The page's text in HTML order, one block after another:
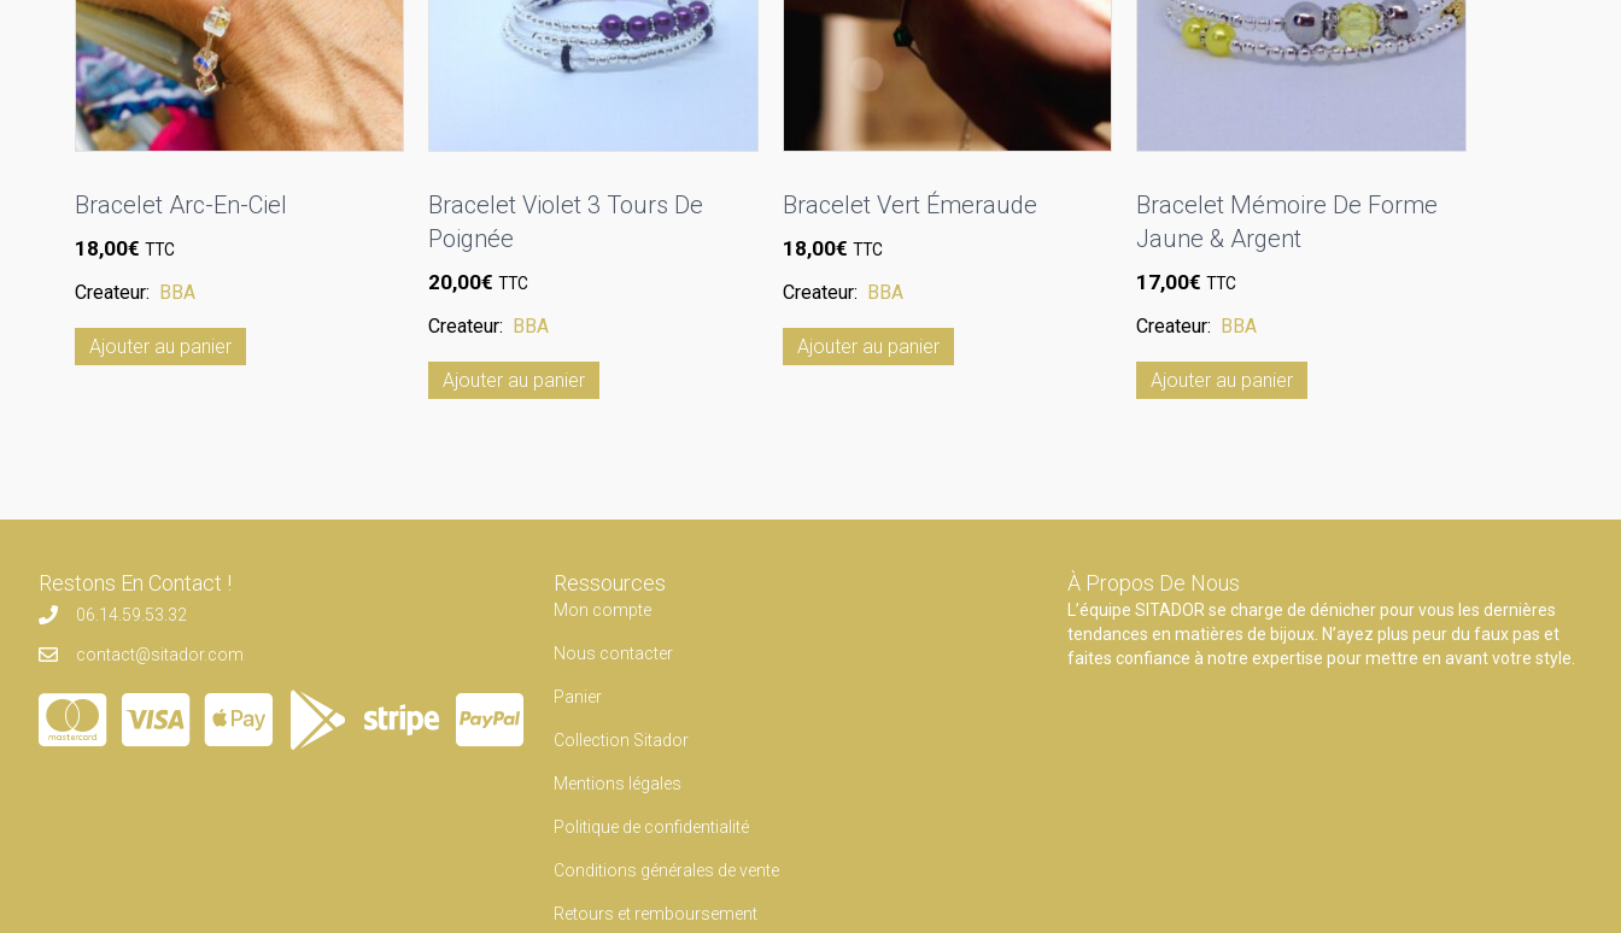
Bracelet Arc-En-Ciel
18,00€ TTC
Createur: BBA
Ajouter au panier
Bracelet Violet 3 Tours De
Poignée
20,00€ TTC
Createur: BBA
Ajouter au panier
Bracelet Vert Émeraude
18,00€ TTC
Createur: BBA
Ajouter au panier
Bracelet Mémoire De Forme
Jaune & Argent
17,00€ TTC
Createur: BBA
Ajouter au panier
Restons En Contact !
06.14.59.53.32
contact@sitador.com
Ressources
Mon compte
Nous contacter
Panier
Collection Sitador
Mentions légales
Politique de confidentialité
Conditions générales de vente
Retours et remboursement
À Propos De Nous
L’équipe SITADOR se charge de dénicher pour vous les dernières
tendances en matières de bijoux. N’ayez plus peur du faux pas et
faites confiance à notre expertise pour mettre en avant votre style.